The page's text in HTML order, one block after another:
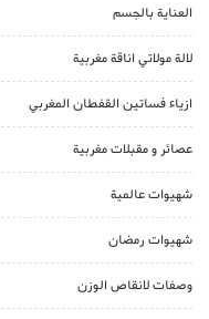
العناية بالجسم
لالة مولاتي اناقة مغربية
ازياء فساتين القفطان المغربي
عصائر و مقبلات مغربية
شهيوات عالمية
شهيوات رمضان
وصفات لانقاص الوزن